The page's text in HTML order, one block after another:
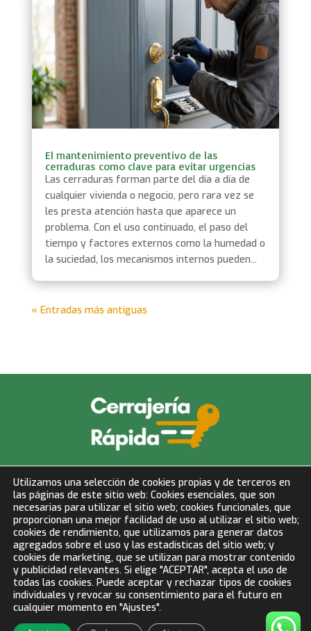
El mantenimiento preventivo de las
cerraduras como clave para evitar urgencias
Las cerraduras forman parte del día a día de
cualquier vivienda o negocio, pero rara vez se
les presta atención hasta que aparece un
problema. Con el uso continuado, el paso del
tiempo y factores externos como la humedad o
la suciedad, los mecanismos internos pueden...
« Entradas más antiguas
info@cerrajeriarapida.net
677 153 750
LLAMAR AHORA
BLOG
Aviso Legal
Diseñado por NivelZ
Utilizamos una selección de cookies propias y de terceros en
las páginas de este sitio web: Cookies esenciales, que son
necesarias para utilizar el sitio web; cookies funcionales, que
proporcionan una mejor facilidad de uso al utilizar el sitio web;
cookies de rendimiento, que utilizamos para generar datos
agregados sobre el uso y las estadísticas del sitio web; y
cookies de marketing, que se utilizan para mostrar contenido
y publicidad relevantes. Si elige "ACEPTAR", acepta el uso de
todas las cookies. Puede aceptar y rechazar tipos de cookies
individuales y revocar su consentimiento para el futuro en
cualquier momento en "Ajustes".